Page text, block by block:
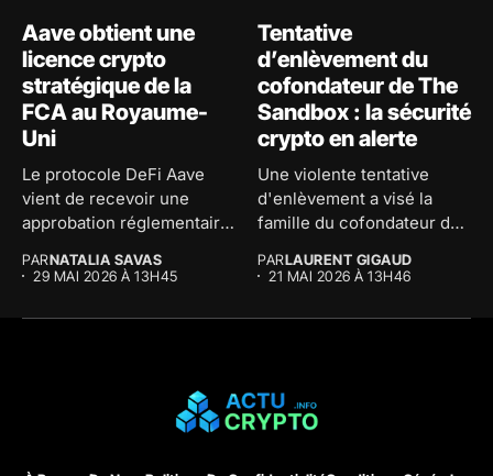
Aave obtient une
licence crypto
stratégique de la
FCA au Royaume-
Uni
Le protocole DeFi Aave
vient de recevoir une
approbation réglementaire
PARNATALIA SAVAS
29 MAI 2026 À 13H45
Tentative
d’enlèvement du
cofondateur de The
Sandbox : la sécurité
crypto en alerte
Une violente tentative
d'enlèvement a visé la
famille du cofondateur de
PARLAURENT GIGAUD
21 MAI 2026 À 13H46